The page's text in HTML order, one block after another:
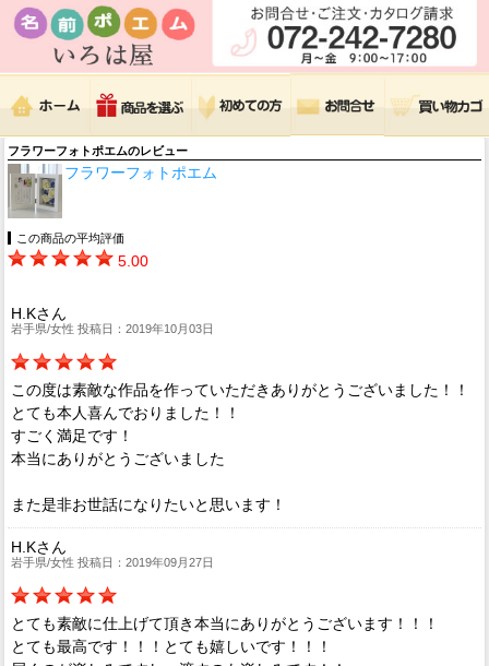
フラワーフォトポエムのレビュー
フラワーフォトポエム
この商品の平均評価
5.00
H.Kさん
岩手県/女性 投稿日：2019年10月03日
この度は素敵な作品を作っていただきありがとうございました！！
とても本人喜んでおりました！！
すごく満足です！
本当にありがとうございました
また是非お世話になりたいと思います！
H.Kさん
岩手県/女性 投稿日：2019年09月27日
とても素敵に仕上げて頂き本当にありがとうございます！！！
とても最高です！！！とても嬉しいです！！！